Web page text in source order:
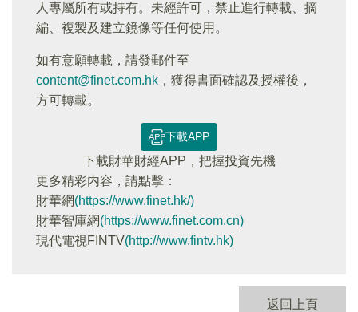
人專屬所有或持有。未經許可，禁止進行轉載、摘
編、複製及建立鏡像等任何使用。
如有意願轉載，請發郵件至
content@finet.com.hk ，獲得書面確認及授權後，
方可轉載。
下載APP
下載財華財經APP，把握投資先機
更多精彩内容，請點擊：
財華網(https://www.finet.hk/)
財華智庫網(https://www.finet.com.cn)
現代電視FINTV(http://www.fintv.hk)
返回上頁